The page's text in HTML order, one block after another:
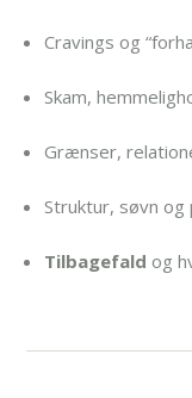
Cravings og
Skam,
Grænser,
Struktur, søvn og
Tilbagefald og